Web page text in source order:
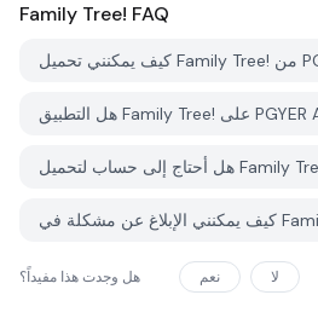
Family Tree! FAQ
هل وجدت هذا مفيداً؟ نعم لا